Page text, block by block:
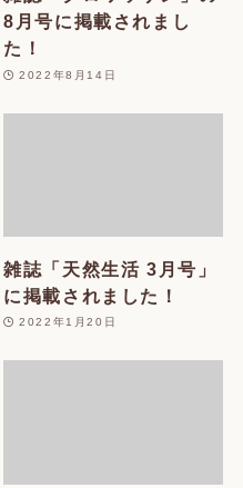
8月号に掲載されまし
た！
2022年8月14日
雑誌「天然生活 3月号」
に掲載されました！
2022年1月20日